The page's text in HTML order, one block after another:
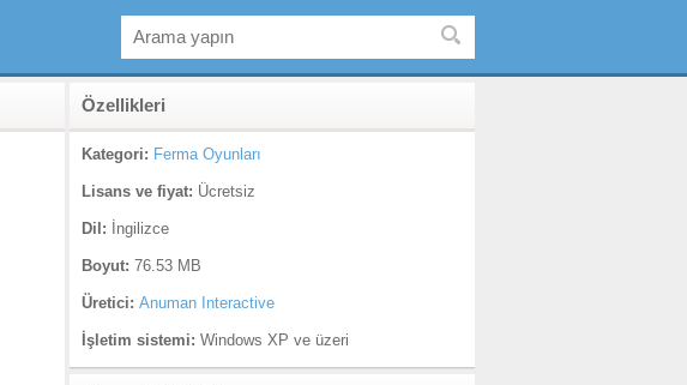
Özellikleri
Kategori: Ferma Oyunları
Lisans ve fiyat: Ücretsiz
Dil: İngilizce
Boyut: 76.53 MB
Üretici: Anuman Interactive
İşletim sistemi: Windows XP ve üzeri